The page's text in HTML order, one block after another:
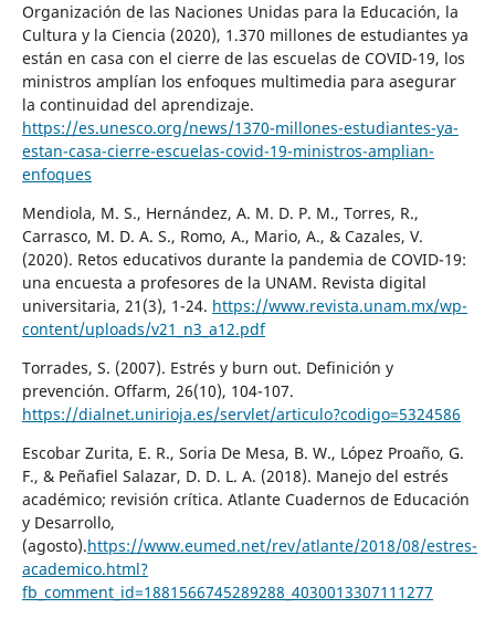
Organización de las Naciones Unidas para la Educación, la
Cultura y la Ciencia (2020), 1.370 millones de estudiantes ya
están en casa con el cierre de las escuelas de COVID-19, los
ministros amplían los enfoques multimedia para asegurar
la continuidad del aprendizaje.
https://es.unesco.org/news/1370-millones-estudiantes-ya-
estan-casa-cierre-escuelas-covid-19-ministros-amplian-
enfoques
Mendiola, M. S., Hernández, A. M. D. P. M., Torres, R.,
Carrasco, M. D. A. S., Romo, A., Mario, A., & Cazales, V.
(2020). Retos educativos durante la pandemia de COVID-19:
una encuesta a profesores de la UNAM. Revista digital
universitaria, 21(3), 1-24. https://www.revista.unam.mx/wp-
content/uploads/v21_n3_a12.pdf
Torrades, S. (2007). Estrés y burn out. Definición y
prevención. Offarm, 26(10), 104-107.
https://dialnet.unirioja.es/servlet/articulo?codigo=5324586
Escobar Zurita, E. R., Soria De Mesa, B. W., López Proaño, G.
F., & Peñafiel Salazar, D. D. L. A. (2018). Manejo del estrés
académico; revisión crítica. Atlante Cuadernos de Educación
y Desarrollo,
(agosto).https://www.eumed.net/rev/atlante/2018/08/estres-
academico.html?
fb_comment_id=1881566745289288_4030013307111277